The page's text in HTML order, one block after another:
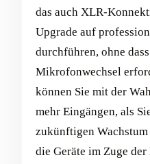
das auch XLR-
Upgrade auf
durchführen, ohne
Mikrofonwechsel
können Sie mit der
mehr Eingängen, als
zukünftigen Wachstum
die Geräte im Zuge